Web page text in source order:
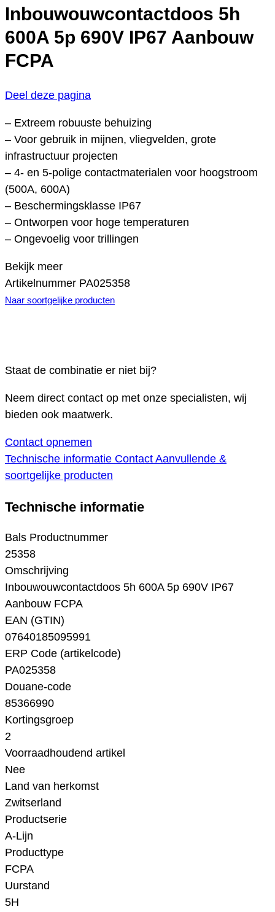
Inbouwouwcontactdoos 5h
600A 5p 690V IP67 Aanbouw
FCPA
Deel deze pagina
– Extreem robuuste behuizing
– Voor gebruik in mijnen, vliegvelden, grote
infrastructuur projecten
– 4- en 5-polige contactmaterialen voor hoogstroom
(500A, 600A)
– Beschermingsklasse IP67
– Ontworpen voor hoge temperaturen
– Ongevoelig voor trillingen
Bekijk meer
Artikelnummer PA025358
Naar soortgelijke producten
Staat de combinatie er niet bij?
Neem direct contact op met onze specialisten, wij
bieden ook maatwerk.
Contact opnemen
Technische informatie Contact Aanvullende &
soortgelijke producten
Technische informatie
Bals Productnummer
25358
Omschrijving
Inbouwouwcontactdoos 5h 600A 5p 690V IP67
Aanbouw FCPA
EAN (GTIN)
07640185095991
ERP Code (artikelcode)
PA025358
Douane-code
85366990
Kortingsgroep
2
Voorraadhoudend artikel
Nee
Land van herkomst
Zwitserland
Productserie
A-Lijn
Producttype
FCPA
Uurstand
5H